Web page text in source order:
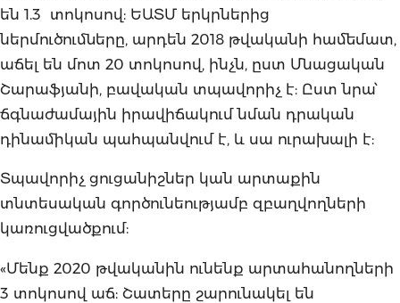
են 1.3 տոկոսով: ԵԱՏՄ երկրներից
ներմուծումները, արդեն 2018 թվականի համեմատ,
աճել են մոտ 20 տոկոսով, ինչն, ըստ Մնացական
Շարաֆյանի, բավական տպավորիչ է: Ըստ նրա՝
ճգնաժամային իրավիճակում նման դրական
դինամիկան պահպանվում է, և սա ուրախալի է:
Տպավորիչ ցուցանիշներ կան արտաքին
տնտեսական գործունեությամբ զբաղվողների
կառուցվածքում:
«Մենք 2020 թվականին ունենք արտահանողների
3 տոկոսով աճ: Շատերը շարունակել են